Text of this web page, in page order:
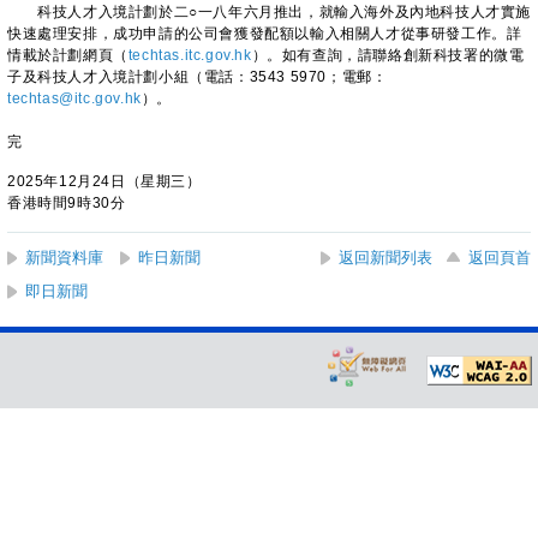
科技人才入境計劃於二○一八年六月推出，就輸入海外及內地科技人才實施
快速處理安排，成功申請的公司會獲發配額以輸入相關人才從事研發工作。詳
情載於計劃網頁（ techtas.itc.gov.hk ）。如有查詢，請聯絡創新科技署的微電
子及科技人才入境計劃小組（電話：3543 5970；電郵：
techtas@itc.gov.hk ）。
完
2025年12月24日（星期三）
香港時間9時30分
新聞資料庫 昨日新聞 返回新聞列表
返回頁首
即日新聞